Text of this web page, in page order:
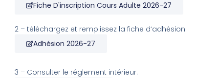
Fiche D'inscription Cours Adulte 2026-27
2 – téléchargez et remplissez la fiche d’adhésion.
Adhésion 2026-27
3 – Consulter le réglement intérieur.